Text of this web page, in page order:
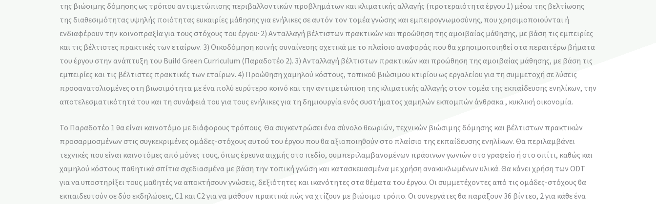
της βιώσιμης δόμησης ως τρόπου αντιμετώπισης περιβαλλοντικών προβλημάτων και κλιματικής αλλαγής (προτεραιότητα έργου 1) μέσω της βελτίωσης
της διαθεσιμότητας υψηλής ποιότητας ευκαιρίες μάθησης για ενήλικες σε αυτόν τον τομέα γνώσης και εμπειρογνωμοσύνης, που χρησιμοποιούνται ή
ενδιαφέρουν την κοινοπραξία για τους στόχους του έργου· 2) Ανταλλαγή βέλτιστων πρακτικών και προώθηση της αμοιβαίας μάθησης, με βάση τις εμπειρίες
και τις βέλτιστες πρακτικές των εταίρων. 3) Οικοδόμηση κοινής συναίνεσης σχετικά με το πλαίσιο αναφοράς που θα χρησιμοποιηθεί στα περαιτέρω βήματα
του έργου στην ανάπτυξη του Build Green Curriculum (Παραδοτέο 2). 3) Ανταλλαγή βέλτιστων πρακτικών και προώθηση της αμοιβαίας μάθησης, με βάση τις
εμπειρίες και τις βέλτιστες πρακτικές των εταίρων. 4) Προώθηση χαμηλού κόστους, τοπικού βιώσιμου κτιρίου ως εργαλείου για τη συμμετοχή σε λύσεις
προσανατολισμένες στη βιωσιμότητα με ένα πολύ ευρύτερο κοινό και την αντιμετώπιση της κλιματικής αλλαγής στον τομέα της εκπαίδευσης ενηλίκων, την
αποτελεσματικότητά του και τη συνάφειά του για τους ενήλικες για τη δημιουργία ενός συστήματος χαμηλών εκπομπών άνθρακα , κυκλική οικονομία.
Το Παραδοτέο 1 θα είναι καινοτόμο με διάφορους τρόπους. Θα συγκεντρώσει ένα σύνολο θεωριών, τεχνικών βιώσιμης δόμησης και βέλτιστων πρακτικών
προσαρμοσμένων στις συγκεκριμένες ομάδες-στόχους αυτού του έργου που θα αξιοποιηθούν στο πλαίσιο της εκπαίδευσης ενηλίκων. Θα περιλαμβάνει
τεχνικές που είναι καινοτόμες από μόνες τους, όπως έρευνα αιχμής στο πεδίο, συμπεριλαμβανομένων πράσινων γωνιών στο γραφείο ή στο σπίτι, καθώς και
χαμηλού κόστους παθητικά σπίτια σχεδιασμένα με βάση την τοπική γνώση και κατασκευασμένα με χρήση ανακυκλωμένων υλικά. Θα κάνει χρήση των ODT
για να υποστηρίξει τους μαθητές να αποκτήσουν γνώσεις, δεξιότητες και ικανότητες στα θέματα του έργου. Οι συμμετέχοντες από τις ομάδες-στόχους θα
εκπαιδευτούν σε δύο εκδηλώσεις, C1 και C2 για να μάθουν πρακτικά πώς να χτίζουν με βιώσιμο τρόπο. Οι συνεργάτες θα παράξουν 36 βίντεο, 2 για κάθε ένα